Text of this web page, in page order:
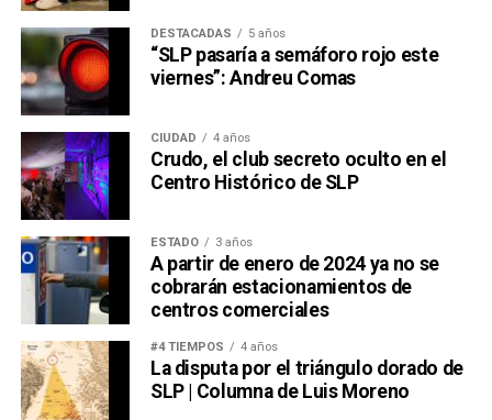
DESTACADAS 5 años
“SLP pasaría a semáforo rojo este
viernes”: Andreu Comas
CIUDAD 4 años
Crudo, el club secreto oculto en el
Centro Histórico de SLP
ESTADO 3 años
A partir de enero de 2024 ya no se
cobrarán estacionamientos de
centros comerciales
#4 TIEMPOS 4 años
La disputa por el triángulo dorado de
SLP | Columna de Luis Moreno